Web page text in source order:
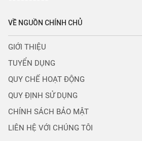
VỀ NGUỒN CHÍNH CHỦ
GIỚI THIỆU
TUYỂN DỤNG
QUY CHẾ HOẠT ĐỘNG
QUY ĐỊNH SỬ DỤNG
CHÍNH SÁCH BẢO MẬT
LIÊN HỆ VỚI CHÚNG TÔI